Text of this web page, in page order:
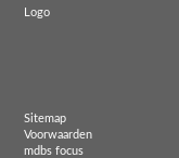
Logo
Sitemap
Voorwaarden
mdbs focus